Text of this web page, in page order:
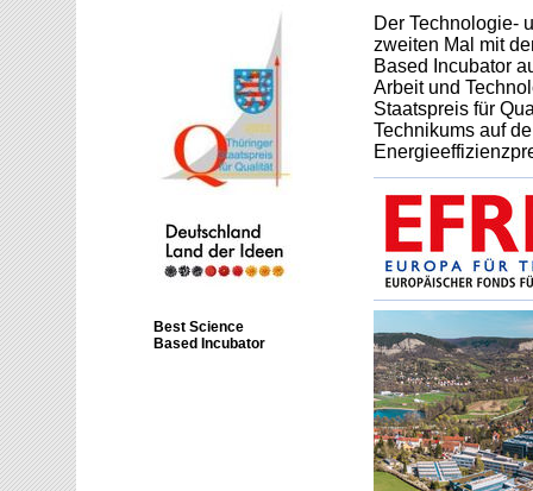
Best Science
Based Incubator
Der Technologie-
zweiten Mal mit
Based Incubator
Arbeit und
Staatspreis für
Technikums auf